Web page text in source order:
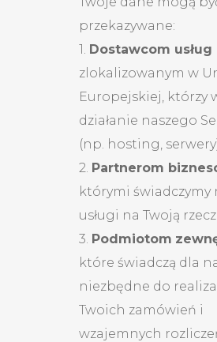
przekazywane:
1. Dostawcom usług
zlokalizowanym w
Europejskiej, którzy
działanie naszego
(np. hosting,
2. Partnerom
którymi świadczymy
usługi na Twoją
3. Podmiotom
które świadczą dla
niezbędne do
Twoich zamówień i
wzajemnych